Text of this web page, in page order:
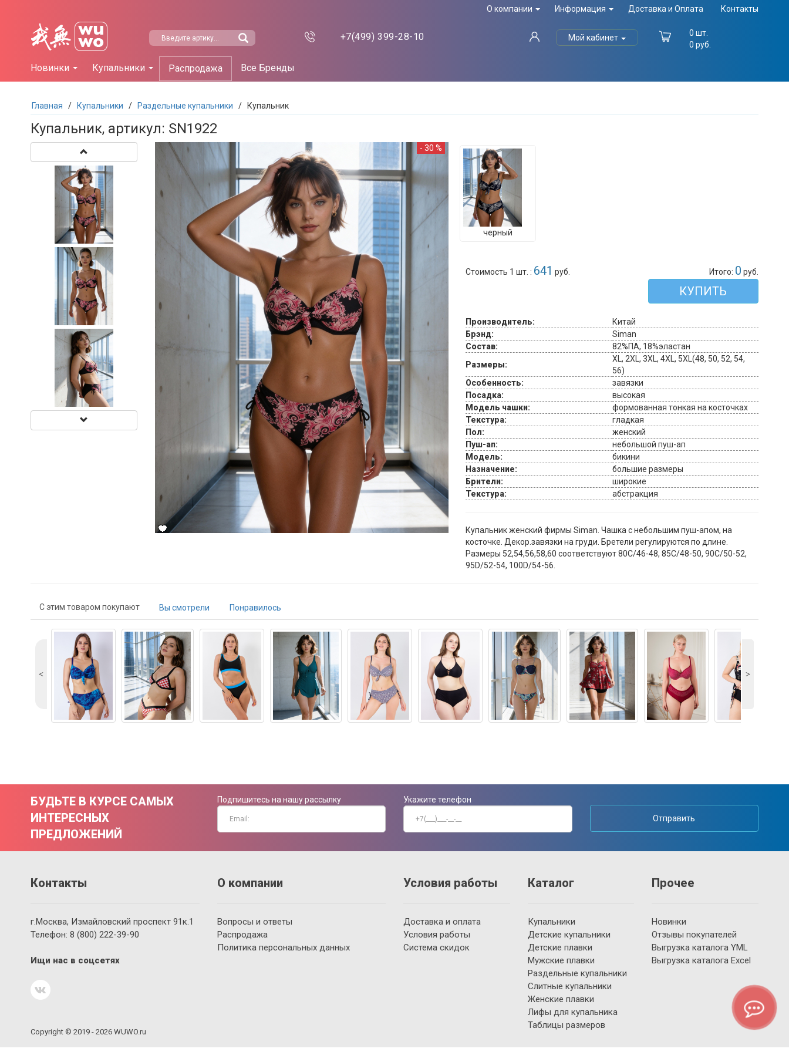
О компании Информация Доставка и Оплата Контакты
+7(499) 399-28-10 Мой кабинет
0 шт.
0 руб.
Новинки Купальники Распродажа Все Бренды
Главная / Купальники / Раздельные купальники / Купальник
Купальник, артикул: SN1922
- 30 %
черный
Стоимость 1 шт. : 641 руб. Итого: 0 руб.
КУПИТЬ
Производитель:
Китай
Брэнд:
Siman
Состав:
82%ПА, 18%эластан
Размеры:
XL, 2XL, 3XL, 4XL, 5XL(48, 50, 52, 54,
56)
Особенность:
завязки
Посадка:
высокая
Модель чашки:
формованная тонкая на косточках
Текстура:
гладкая
Пол:
женский
Пуш-ап:
небольшой пуш-ап
Модель:
бикини
Назначение:
большие размеры
Брители:
широкие
Текстура:
абстракция
Купальник женский фирмы Siman. Чашка с небольшим пуш-апом, на
косточке. Декор.завязки на груди. Бретели регулируются по длине.
Размеры 52,54,56,58,60 соответствуют 80C/46-48, 85C/48-50, 90C/50-52,
95D/52-54, 100D/54-56.
С этим товаром покупают Вы смотрели Понравилось
˂ ˃
БУДЬТЕ В КУРСЕ САМЫХ
ИНТЕРЕСНЫХ
ПРЕДЛОЖЕНИЙ
Подпишитесь на нашу рассылку
Укажите телефон
Отправить
Контакты
г.Москва, Измайловский проспект 91к.1
Телефон: 8 (800) 222-39-90
Ищи нас в соцсетях
Copyright © 2019 - 2026 WUWO.ru
О компании
Вопросы и ответы
Распродажа
Политика персональных данных
Условия работы
Доставка и оплата
Условия работы
Система скидок
Каталог
Купальники
Детские купальники
Детские плавки
Мужские плавки
Раздельные купальники
Слитные купальники
Женские плавки
Лифы для купальника
Таблицы размеров
Прочее
Новинки
Отзывы покупателей
Выгрузка каталога YML
Выгрузка каталога Excel